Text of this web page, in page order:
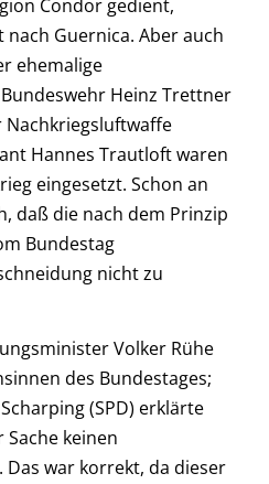
Condor gedient,
Guernica. Aber auch
ehemalige
Heinz Trettner
Hannes Trautloft waren
eingesetzt. Schon an
daß die nach dem Prinzip
Bundestag
nicht zu
Volker Rühe
des Bundestages;
(SPD) erklärte
keinen
war korrekt, da dieser